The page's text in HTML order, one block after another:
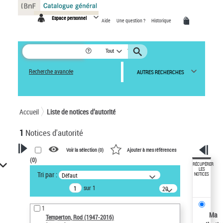
Espace personnel Aide Une question ? Historique
Tout
Recherche avancée AUTRES RECHERCHES
Accueil Liste de notices d’autorité
1 Notices d'autorité
VOTRE RECHERCHE
Recherche avancée dans les
notices d’autorité
Œuvres liées à l'auteur :
Temperton, Rod (1947-2016)
Voir la sélection (0) Ajouter à mes références
(0)
Tri par : Défaut
sur 1
20
résultats/page
1
Temperton, Rod (1947-2016)
RÉCUPÉRER
LES
NOTICES
Ma
Panneau de gestion des cookies